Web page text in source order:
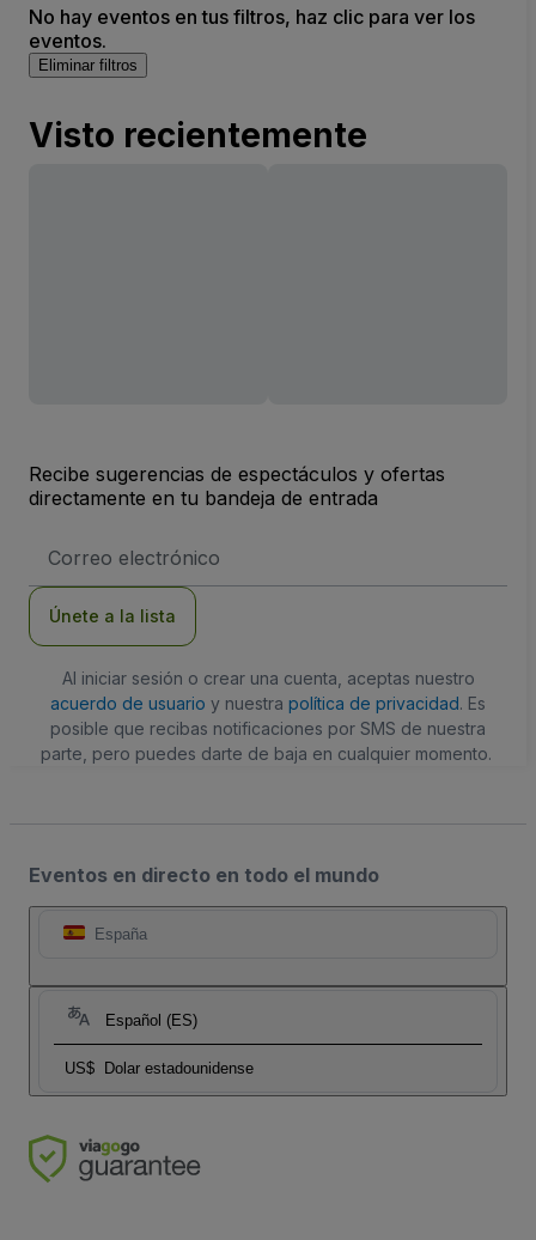
No hay eventos en tus filtros, haz clic para ver los
eventos.
Eliminar filtros
Visto recientemente
Recibe sugerencias de espectáculos y ofertas
directamente en tu bandeja de entrada
de
Únete a la lista
Al iniciar sesión o crear una cuenta, aceptas nuestro
acuerdo de usuario y nuestra política de privacidad. Es
posible que recibas notificaciones por SMS de nuestra
parte, pero puedes darte de baja en cualquier momento.
Eventos en directo en todo el mundo
España
Español (ES)
US$ Dolar estadounidense